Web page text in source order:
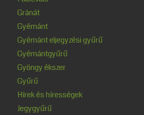
Gránát
Gyémánt
Gyémánt eljegyzési gyűrű
Gyémántgyűrű
Gyöngy ékszer
Gyűrű
Hírek és hírességek
Jegygyűrű